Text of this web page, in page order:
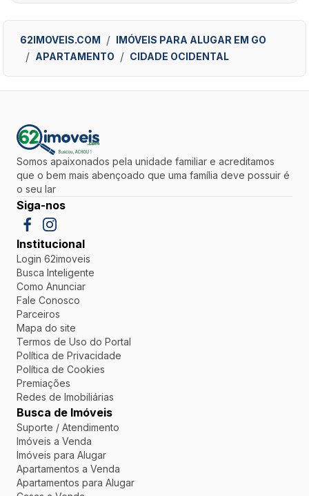
62IMOVEIS.COM
IMÓVEIS PARA ALUGAR EM GO
APARTAMENTO
CIDADE OCIDENTAL
Somos apaixonados pela unidade familiar e acreditamos
que o bem mais abençoado que uma família deve possuir é
o seu lar
Siga-nos
Institucional
Login 62imoveis
Busca Inteligente
Como Anunciar
Fale Conosco
Parceiros
Mapa do site
Termos de Uso do Portal
Política de Privacidade
Política de Cookies
Premiações
Redes de Imobiliárias
Busca de Imóveis
Suporte / Atendimento
Imóveis a Venda
Imóveis para Alugar
Apartamentos a Venda
Apartamentos para Alugar